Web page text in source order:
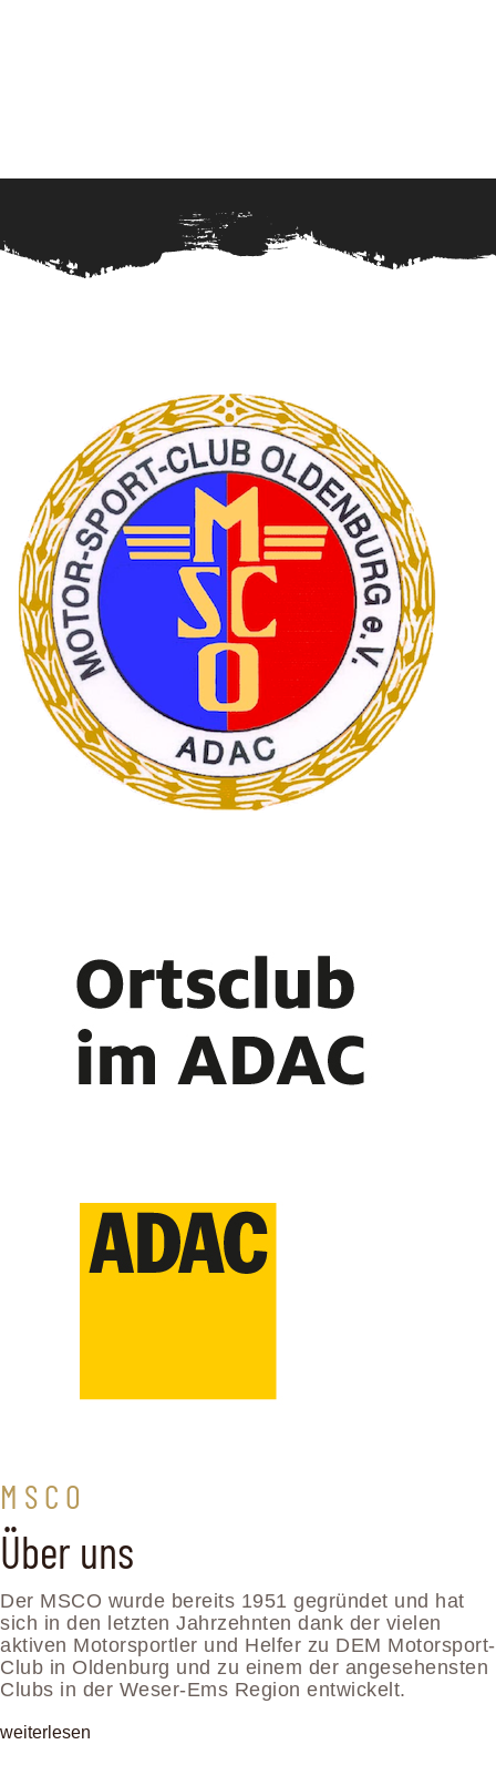
M S C O
Über uns
Der MSCO wurde bereits 1951 gegründet und hat
sich in den letzten Jahrzehnten dank der vielen
aktiven Motorsportler und Helfer zu DEM Motorsport-
Club in Oldenburg und zu einem der angesehensten
Clubs in der Weser-Ems Region entwickelt.
weiterlesen